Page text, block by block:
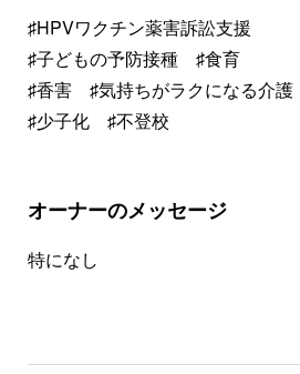
♯HPVワクチン薬害訴訟支援
♯子どもの予防接種 ♯食育
♯香害 ♯気持ちがラクになる介護
♯少子化 ♯不登校
オーナーのメッセージ
特になし